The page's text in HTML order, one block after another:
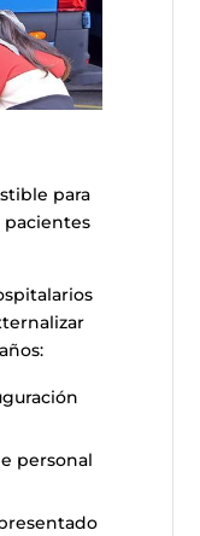
para
pacientes
personal